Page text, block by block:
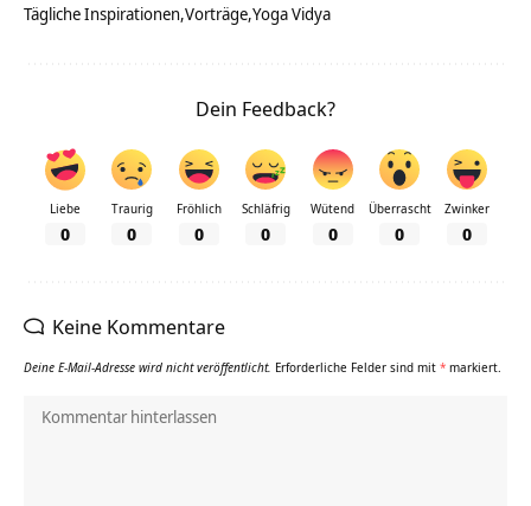
Tägliche Inspirationen Vorträge Yoga Vidya
Dein Feedback?
Liebe
0
Traurig
0
Fröhlich
0
Schläfrig
0
Wütend
0
Überrascht
0
Zwinker
0
Keine Kommentare
Deine E-Mail-Adresse wird nicht veröffentlicht. Erforderliche Felder sind mit * markiert.